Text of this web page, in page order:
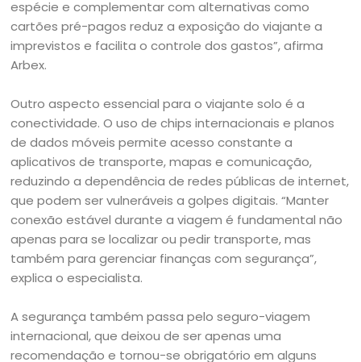
espécie e complementar com alternativas como
cartões pré-pagos reduz a exposição do viajante a
imprevistos e facilita o controle dos gastos”, afirma
Arbex.
Outro aspecto essencial para o viajante solo é a
conectividade. O uso de chips internacionais e planos
de dados móveis permite acesso constante a
aplicativos de transporte, mapas e comunicação,
reduzindo a dependência de redes públicas de internet,
que podem ser vulneráveis a golpes digitais. “Manter
conexão estável durante a viagem é fundamental não
apenas para se localizar ou pedir transporte, mas
também para gerenciar finanças com segurança”,
explica o especialista.
A segurança também passa pelo seguro-viagem
internacional, que deixou de ser apenas uma
recomendação e tornou-se obrigatório em alguns